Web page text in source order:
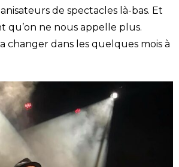
de spectacles là-bas. Et
qu’on ne nous appelle plus.
changer dans les quelques mois à